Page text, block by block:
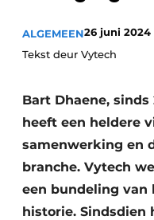
Vacature
Video’s
ALGEMEEN26 juni 2024
Tekst deur Vytech
Bart Dhaene, sinds
heeft een heldere
samenwerking en
branche. Vytech
een bundeling van
historie.